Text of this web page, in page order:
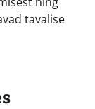
tavalise